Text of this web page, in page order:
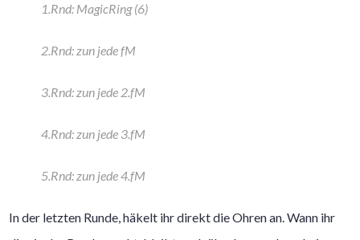
1.Rnd: MagicRing (6)
2.Rnd: zun jede fM
3.Rnd: zun jede 2.fM
4.Rnd: zun jede 3.fM
5.Rnd: zun jede 4.fM
In der letzten Runde, häkelt ihr direkt die Ohren an. Wann ihr